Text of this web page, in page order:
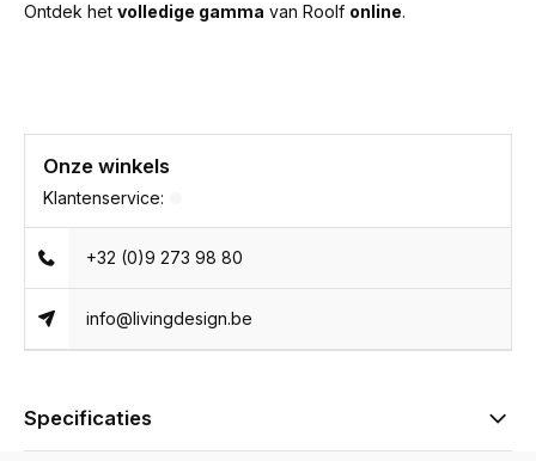
Ontdek het volledige gamma van Roolf online.
Onze winkels
Klantenservice:
+32 (0)9 273 98 80
info@livingdesign.be
Specificaties